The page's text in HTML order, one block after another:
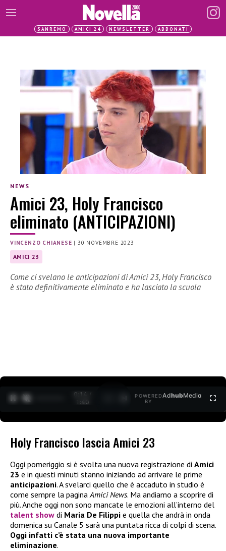
SANREMO AMICI 24 NEWSLETTER ABBONATI
NEWS
Amici 23, Holy Francisco
eliminato (ANTICIPAZIONI)
VINCENZO CHIANESE |30 NOVEMBRE 2023
AMICI 23
Come ci svelano le anticipazioni di Amici 23, Holy Francisco
è stato definitivamente eliminato e ha lasciato la scuola
0:15 /
1:40
POWERED
BY
AdhubMedia
Holy Francisco lascia Amici 23
Oggi pomeriggio si è svolta una nuova registrazione di Amici
23 e in questi minuti stanno iniziando ad arrivare le prime
anticipazioni. A svelarci quello che è accaduto in studio è
come sempre la paginaAmici News. Ma andiamo a scoprire di
più. Anche oggi non sono mancate le emozioni all’interno del
talent show di Maria De Filippi e quella che andrà in onda
domenica su Canale 5 sarà una puntata ricca di colpi di scena.
Oggi infatti c’è stata una nuova importante
eliminazione.